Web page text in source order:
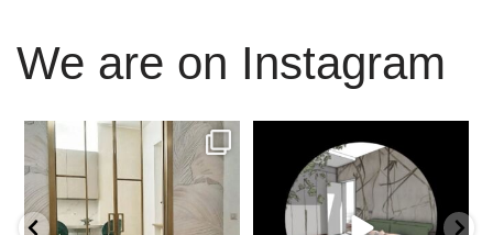
We are on Instagram
Scopri l’eleganza senza
tempo delle porte
È ora di andare a dormire..
Niente di meglio di